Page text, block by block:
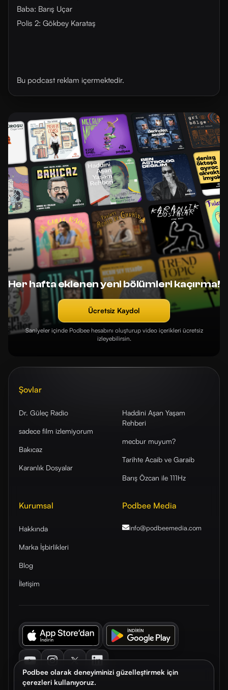
Podbee olarak deneyiminizi güzelleştirmek için
çerezleri kullanıyoruz.
Baba: Barış Uçar
Polis 2: Gökbey Karataş
Bu podcast reklam içermektedir.
Her hafta eklenen yeni bölümleri kaçırma!
Ücretsiz Kaydol
Saniyeler içinde Podbee hesabını oluşturup video içerikleri ücretsiz
izleyebilirsin.
Şovlar
Dr. Güleç Radio
sadece film izlemiyorum
Bakıcaz
Karanlık Dosyalar
Haddini Aşan Yaşam
Rehberi
mecbur muyum?
Tarihte Acaib ve Garaib
Barış Özcan ile 111Hz
Kurumsal
Hakkında
Marka İşbirlikleri
Blog
İletişim
Podbee Media
info@podbeemedia.com